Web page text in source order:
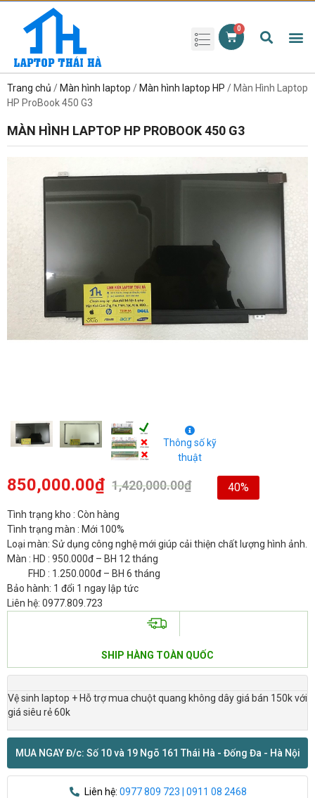
Trang chủ / Màn hình laptop / Màn hình laptop HP / Màn Hình Laptop
HP ProBook 450 G3
MÀN HÌNH LAPTOP HP PROBOOK 450 G3
Thông số kỹ
thuật
1,420,000.00₫
850,000.00₫ 40%
Tình trạng kho : Còn hàng
Tình trạng màn : Mới 100%
Loại màn: Sử dụng công nghệ mới giúp cải thiện chất lượng hình ảnh.
Màn : HD : 950.000đ – BH 12 tháng
FHD : 1.250.000đ – BH 6 tháng
Bảo hành: 1 đổi 1 ngay lập tức
Liên hệ: 0977.809.723
SHIP HÀNG TOÀN QUỐC
Vệ sinh laptop + Hỗ trợ mua chuột quang không dây giá bán 150k với
giá siêu rẻ 60k
MUA NGAY Đ/c: Số 10 và 19 Ngõ 161 Thái Hà - Đống Đa - Hà Nội
Liên hệ: 0977 809 723 | 0911 08 2468